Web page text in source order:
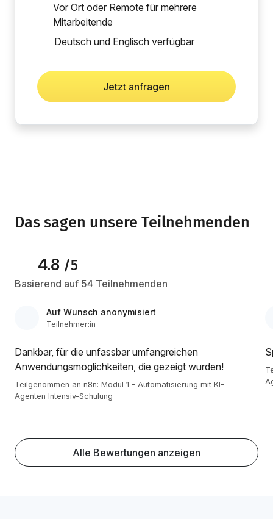
Vor Ort oder Remote für mehrere
Mitarbeitende
Deutsch und Englisch verfügbar
Jetzt anfragen
Das sagen unsere Teilnehmenden
4.8/5
Basierend auf 54 Teilnehmenden
Auf Wunsch anonymisiert
Teilnehmer:in
Dankbar, für die unfassbar umfangreichen
Anwendungsmöglichkeiten, die gezeigt wurden!
Teilgenommen an n8n: Modul 1 - Automatisierung mit KI-
Agenten Intensiv-Schulung
Alle Bewertungen anzeigen